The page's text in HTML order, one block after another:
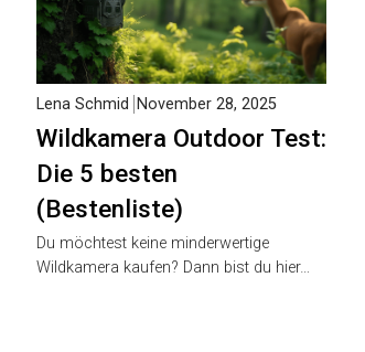
Wildkamera Outdoor Test:
Die 5 besten
(Bestenliste)
Lena Schmid November 28, 2025
Du möchtest keine minderwertige
Wildkamera kaufen? Dann bist du hier…